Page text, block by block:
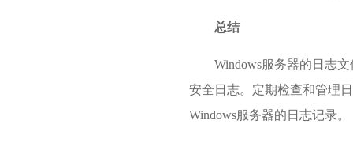
总结
Windows服务器的日志
安全日志。定期检查和管理
Windows服务器的日志记录。